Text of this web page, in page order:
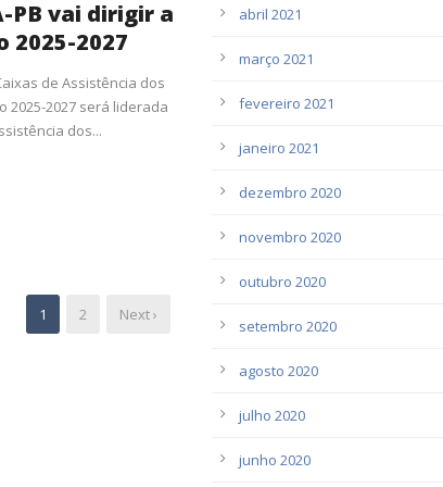
PB vai dirigir a
2025-2027
de Assistência dos
2025-2027 será liderada
dos...
1 2 Next ›
abril 2021
março 2021
fevereiro 2021
janeiro 2021
dezembro 2020
novembro 2020
outubro 2020
setembro 2020
agosto 2020
julho 2020
junho 2020